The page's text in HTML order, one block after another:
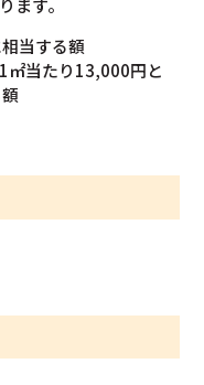
す。
当する額
㎡当たり13,000円と